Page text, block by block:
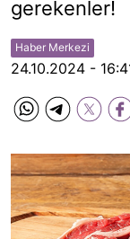
gerekenler!
Haber Merkezi
24.10.2024 -